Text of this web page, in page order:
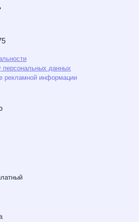
персональных данных
рекламной информации